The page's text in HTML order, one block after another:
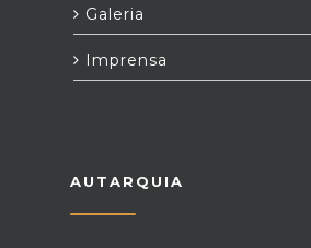
Galeria
Imprensa
AUTARQUIA